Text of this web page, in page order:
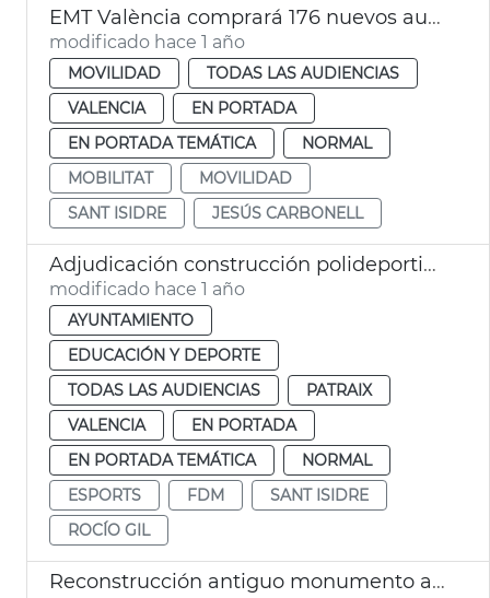
EMT València comprará 176 nuevos autobuses eléctricos
modificado hace 1 año
MOVILIDAD
TODAS LAS AUDIENCIAS
VALENCIA
EN PORTADA
EN PORTADA TEMÁTICA
NORMAL
MOBILITAT
MOVILIDAD
SANT ISIDRE
JESÚS CARBONELL
Adjudicación construcción polideportivo Sant Isidre
modificado hace 1 año
AYUNTAMIENTO
EDUCACIÓN Y DEPORTE
TODAS LAS AUDIENCIAS
PATRAIX
VALENCIA
EN PORTADA
EN PORTADA TEMÁTICA
NORMAL
ESPORTS
FDM
SANT ISIDRE
ROCÍO GIL
Reconstrucción antiguo monumento a Sorolla